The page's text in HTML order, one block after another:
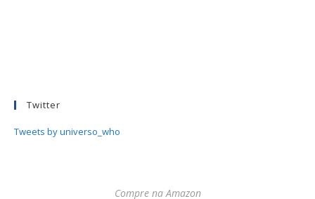
Twitter
Tweets by universo_who
Compre na Amazon